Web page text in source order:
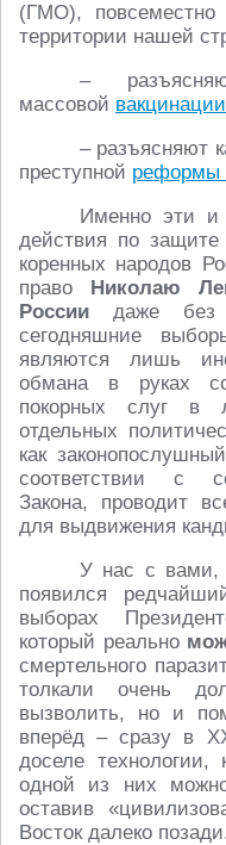
(ГМО),
территории нашей
–
массовой вакцинации
– разъясняют
преступной реформы
Именно эти и
действия по защите
коренных народов
право Николаю
России даже без
сегодняшние
являются лишь
обмана в руках
покорных слуг в
отдельных
как
соответствии с
Закона, проводит
для выдвижения
У нас с вами,
появился
выборах
который реально
смертельного
толкали очень
вызволить, но и
вперёд – сразу в
доселе технологии,
одной из них
оставив
Восток далеко